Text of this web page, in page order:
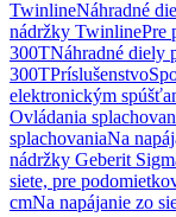
TwinlineNáhradné
nádržky TwinlinePre
300TNáhradné diely
300TPríslušenstvo
elektronickým
Ovládania
splachovaniaNa
nádržky Geberit
siete, pre
cmNa napájanie zo